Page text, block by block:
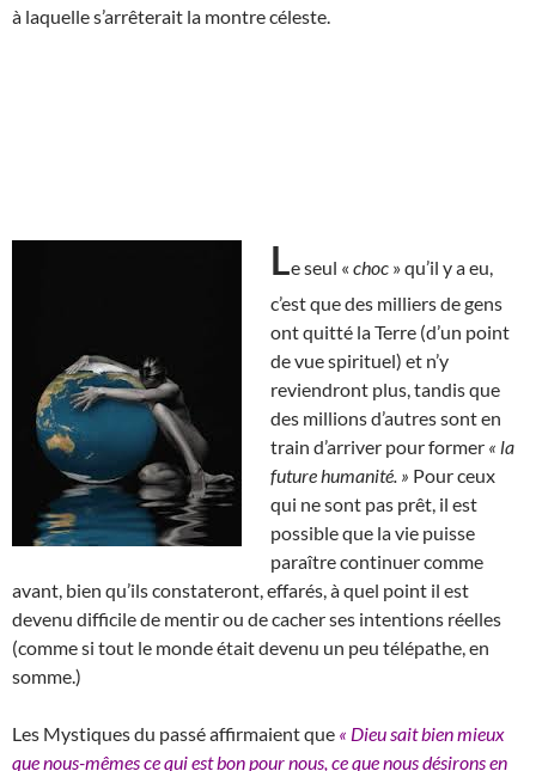
à laquelle s’arrêterait la montre céleste.
Le seul « choc » qu’il y a eu,
c’est que des milliers de gens
ont quitté la Terre (d’un point
de vue spirituel) et n’y
reviendront plus, tandis que
des millions d’autres sont en
train d’arriver pour former « la
future humanité. » Pour ceux
qui ne sont pas prêt, il est
possible que la vie puisse
paraître continuer comme
avant, bien qu’ils constateront, effarés, à quel point il est
devenu difficile de mentir ou de cacher ses intentions réelles
(comme si tout le monde était devenu un peu télépathe, en
somme.)
Les Mystiques du passé affirmaient que « Dieu sait bien mieux
que nous-mêmes ce qui est bon pour nous, ce que nous désirons en